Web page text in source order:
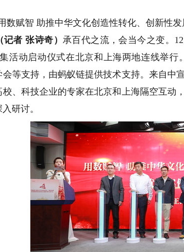
赋智 助推中华文化创造性转化、创新性发
者 张诗奇） 承百代之流，会当今之变。
活动启动仪式在北京和上海两地连线举
等支持，由蚂蚁链提供技术支持。来自中
校、科技企业的专家在北京和上海隔空互动
研讨。